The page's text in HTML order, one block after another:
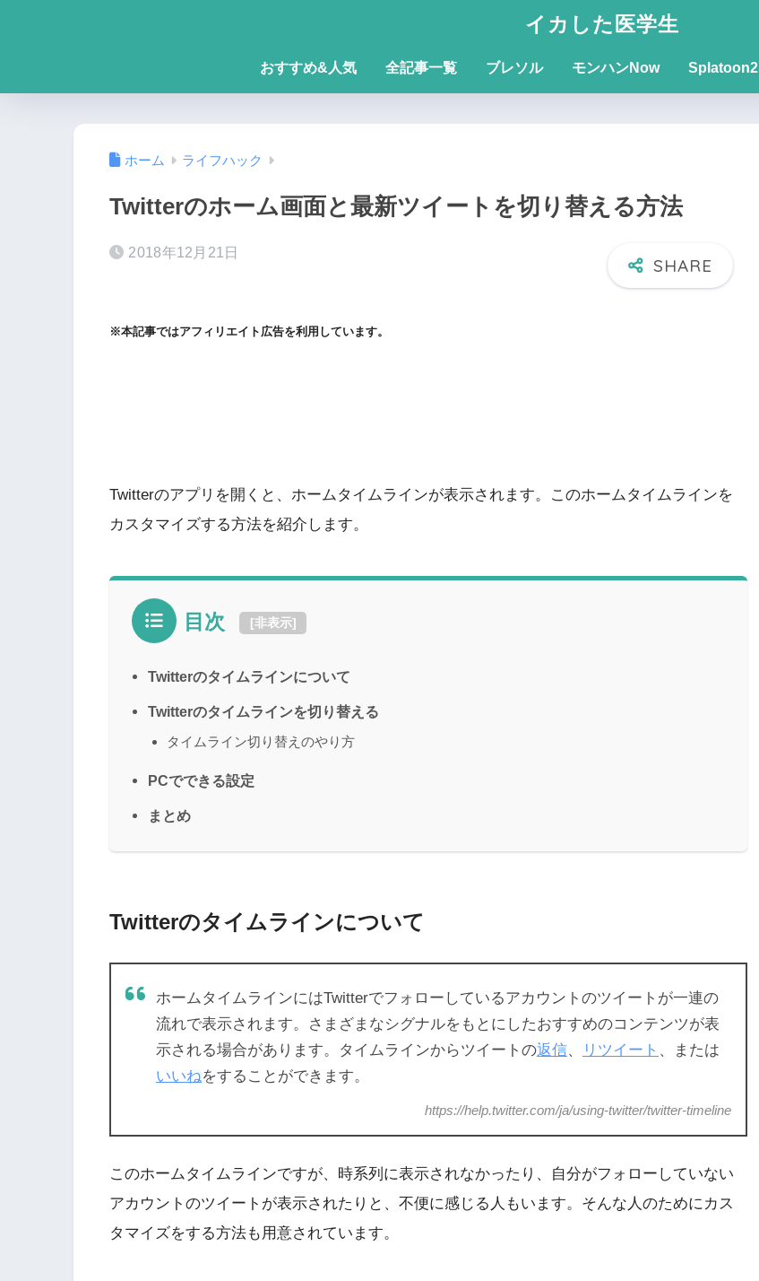
イカした医学生
おすすめ&人気 全記事一覧 ブレソル モンハンNow Splatoon2
ホーム ライフハック
Twitterのホーム画面と最新ツイートを切り替える方法
2018年12月21日
※本記事ではアフィリエイト広告を利用しています。
Twitterのアプリを開くと、ホームタイムラインが表示されます。このホームタイムラインを
カスタマイズする方法を紹介します。
目次 [非表示]
Twitterのタイムラインについて
Twitterのタイムラインを切り替える
タイムライン切り替えのやり方
PCでできる設定
まとめ
Twitterのタイムラインについて
ホームタイムラインにはTwitterでフォローしているアカウントのツイートが一連の
流れで表示されます。さまざまなシグナルをもとにしたおすすめのコンテンツが表
示される場合があります。タイムラインからツイートの返信、 リツイート 、または
いいねをすることができます。
https://help.twitter.com/ja/using-twitter/twitter-timeline
このホームタイムラインですが、時系列に表示されなかったり、自分がフォローしていない
アカウントのツイートが表示されたりと、不便に感じる人もいます。そんな人のためにカス
タマイズをする方法も用意されています。